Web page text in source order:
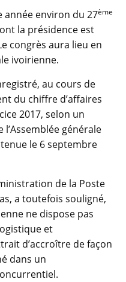
année environ du 27ème
la présidence est
congrès aura lieu en
ivoirienne.
au cours de
du chiffre d’affaires
2017, selon un
générale
le 6 septembre
de la Poste
a toutefois souligné,
ne dispose pas
et
d’accroître de façon
dans un